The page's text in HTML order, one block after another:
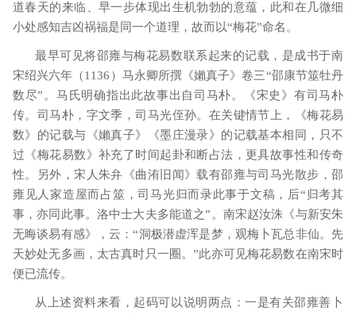
道春天的来临、早一步体现出生机勃勃的意蕴，此和在几微细
小处感知吉凶祸福是同一个道理，故而以“梅花”命名。
最早可见将邵雍与梅花易数联系起来的记载，是成书于南
宋绍兴六年（1136 ）马永卿所撰《嬾真子》卷三“邵康节筮牡丹
数尽”。马氏明确指出此故事出自司马朴。《宋史》有司马朴
传。司马朴，字文季，司马光侄孙。在关键情节上，《梅花易
数》的记载与《嬾真子》《墨庄漫录》的记载基本相同，只不
过《梅花易数》补充了时间起卦和断占法，更具故事性和传奇
性。另外，宋人朱弁《曲洧旧闻》载有邵雍与司马光散步，邵
雍见人家造屋而占筮，司马光归而录此事于文稿，后“归考其
事，亦同此事。洛中士大夫多能道之”。南宋赵汝洙《与新安朱
无晦谈易有感》，云：“洞极潜虚浑是梦，观梅卜瓦总非仙。先
天妙处无多画，太古真时只一圈。”此亦可见梅花易数在南宋时
便已流传。
从上述资料来看，起码可以说明两点：一是有关邵雍善卜